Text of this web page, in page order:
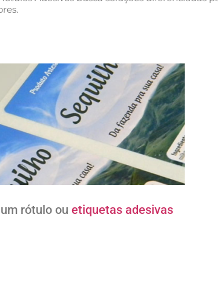
rótulo ou etiquetas adesivas